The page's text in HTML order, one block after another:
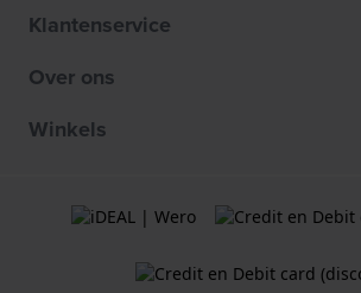
Klantenservice
Over ons
Winkels